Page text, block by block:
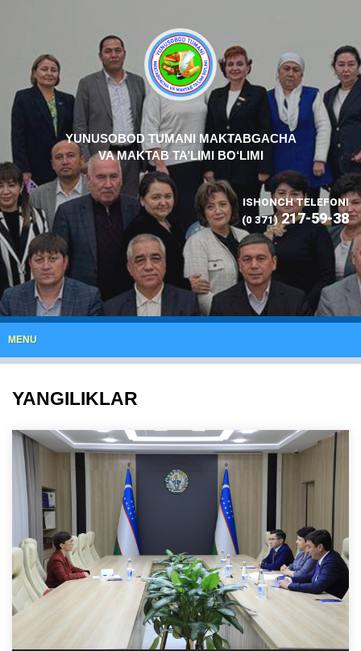
YUNUSOBOD TUMANI MAKTABGACHA
VA MAKTAB TA’LIMI BO‘LIMI
ISHONCH TELEFONI
(0 371)217-59-38
MENU
YANGILIKLAR